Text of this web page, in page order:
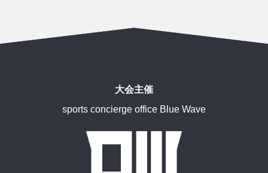
大会主催
sports concierge office Blue Wave